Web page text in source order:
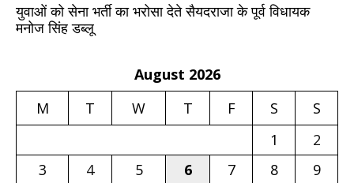
युवाओं को सेना भर्ती का भरोसा देते सैयदराजा के पूर्व विधायक
मनोज सिंह डब्लू
August 2026
M
T W T F S
S
1
2
3
4 5 6 7 8
9